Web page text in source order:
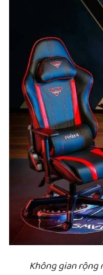
Không gian rộng